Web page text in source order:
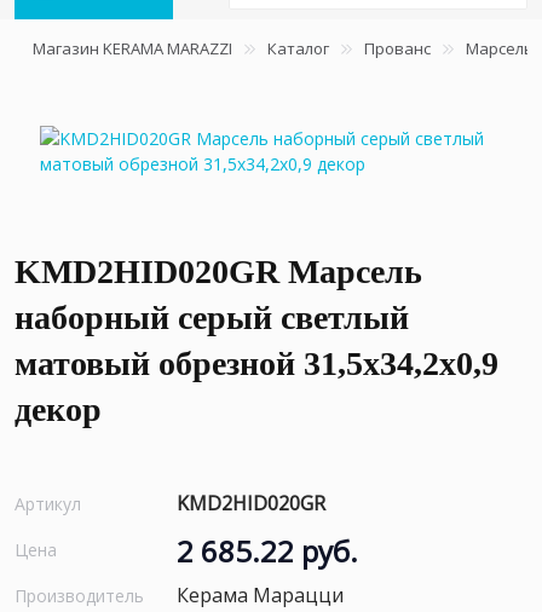
Магазин KERAMA MARAZZI Каталог Прованс Марсель
KMD2HID020GR Марсель
наборный серый светлый
матовый обрезной 31,5x34,2x0,9
декор
Артикул KMD2HID020GR
Цена 2 685.22 руб.
Производитель Керама Марацци